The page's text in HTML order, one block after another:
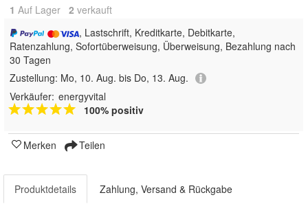
1 Auf Lager 2 verkauft
, Lastschrift, Kreditkarte, Debitkarte,
Ratenzahlung, Sofortüberweisung, Überweisung, Bezahlung nach
30 Tagen
Zustellung: Mo, 10. Aug. bis Do, 13. Aug.
Verkäufer: energyvital
100% positiv
Merken Teilen
Produktdetails Zahlung, Versand & Rückgabe